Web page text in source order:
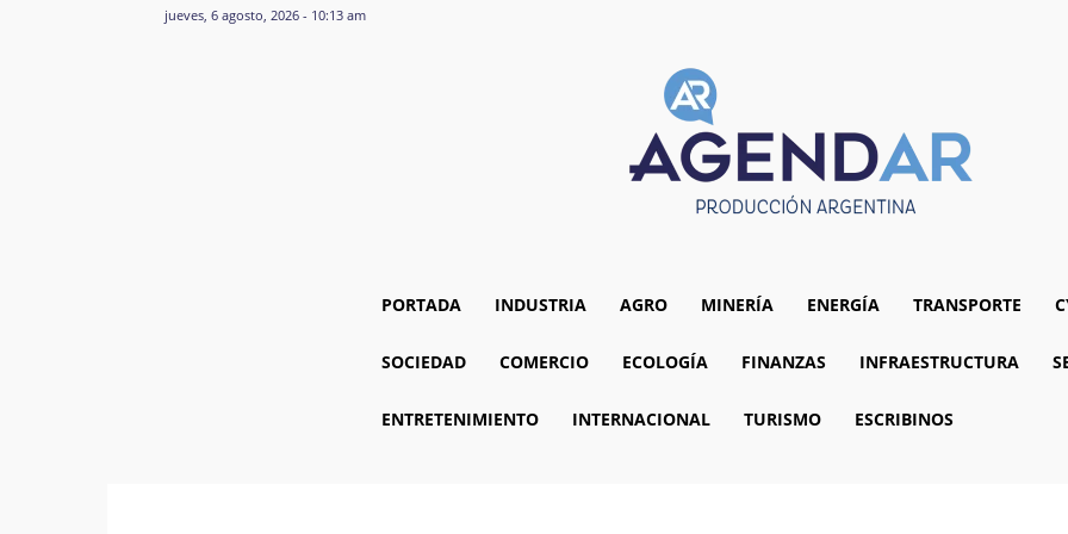
jueves, 6 agosto, 2026 - 10:13 am
PORTADA INDUSTRIA AGRO MINERÍA ENERGÍA TRANSPORTE
SOCIEDAD COMERCIO ECOLOGÍA FINANZAS INFRAESTRUCTURA
ENTRETENIMIENTO INTERNACIONAL TURISMO ESCRIBINOS